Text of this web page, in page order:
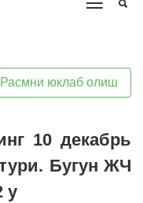
Расмни юклаб олиш
10 декабрь
Бугун ЖЧ
y